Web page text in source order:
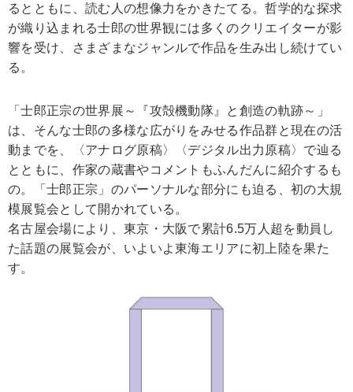
るとともに、読む人の想像力をかきたてる。哲学的な探求
が織り込まれる士郎の世界観には多くのクリエイターが影
響を受け、さまざまなジャンルで作品を生み出し続けてい
る。
「士郎正宗の世界展～『攻殻機動隊』と創造の軌跡～」
は、そんな士郎の多様な広がりをみせる作品群と現在の活
動までを、〈アナログ原稿〉〈デジタル出力原稿〉で辿る
とともに、作家の蔵書やコメントもふんだんに紹介するも
の。「士郎正宗」のパーソナルな部分にも迫る、初の大規
模展覧会として開かれている。
名古屋会場により、東京・大阪で累計6.5万人超を動員し
た話題の展覧会が、いよいよ東海エリアに初上陸を果た
す。